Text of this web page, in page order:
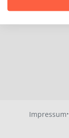
Impressum·